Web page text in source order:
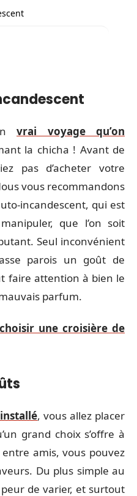
vrai voyage qu’on
la chicha ! Avant de
pas d’acheter votre
vous recommandons
incandescent, qui est
que l’on soit
Seul inconvénient
parois un goût de
faire attention à bien le
parfum.
une croisière de
, vous allez placer
grand choix s’offre à
amis, vous pouvez
Du plus simple au
peur de varier, et surtout